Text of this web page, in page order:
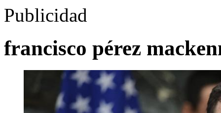
Publicidad
francisco pérez